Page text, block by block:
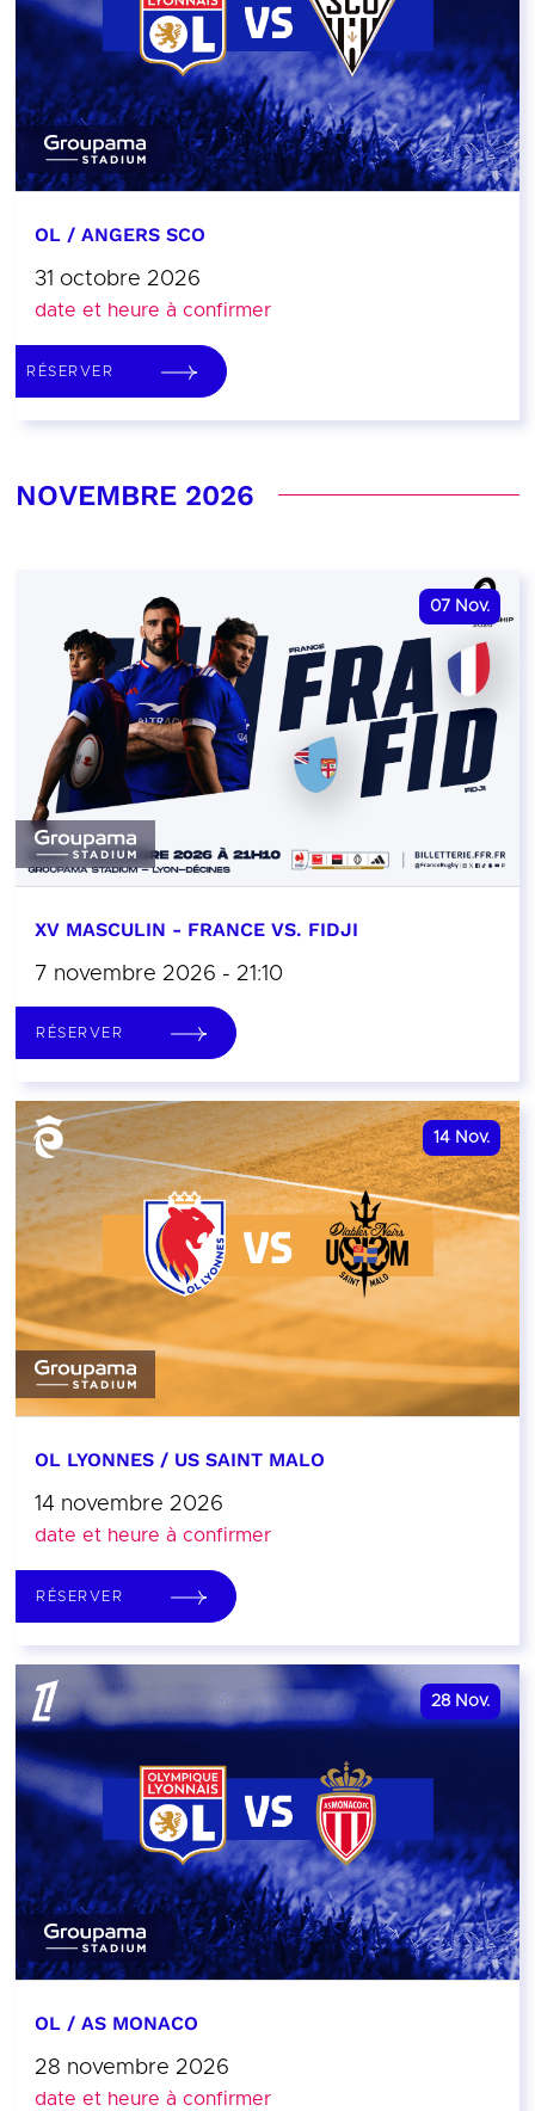
OL / ANGERS SCO
31 octobre 2026
date et heure à confirmer
RÉSERVER
NOVEMBRE 2026
07 Nov.
XV MASCULIN - FRANCE VS. FIDJI
7 novembre 2026 - 21:10
RÉSERVER
14 Nov.
OL LYONNES / US SAINT MALO
14 novembre 2026
date et heure à confirmer
RÉSERVER
28 Nov.
OL / AS MONACO
28 novembre 2026
date et heure à confirmer